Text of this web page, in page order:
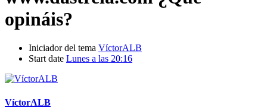
opináis?
Iniciador del tema VíctorALB
Start date Lunes a las 20:16
VíctorALB